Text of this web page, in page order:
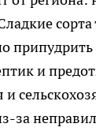
припудрить
и
и
за